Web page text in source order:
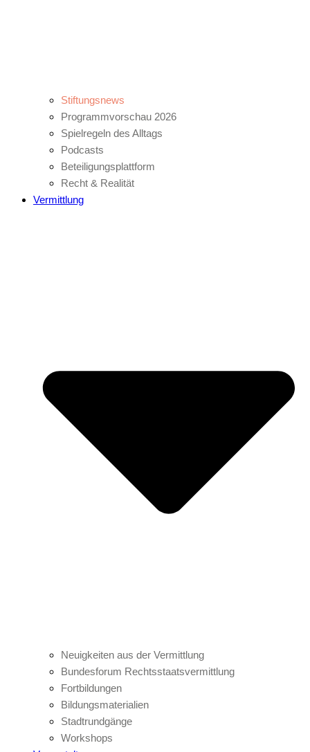
Stiftungsnews
Programmvorschau 2026
Spielregeln des Alltags
Podcasts
Beteiligungsplattform
Recht & Realität
Vermittlung
Neuigkeiten aus der Vermittlung
Bundesforum Rechtsstaatsvermittlung
Fortbildungen
Bildungsmaterialien
Stadtrundgänge
Workshops